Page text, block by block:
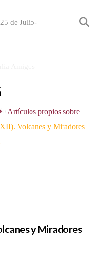
Artículos propios sobre
Volcanes y Miradores
y Miradores